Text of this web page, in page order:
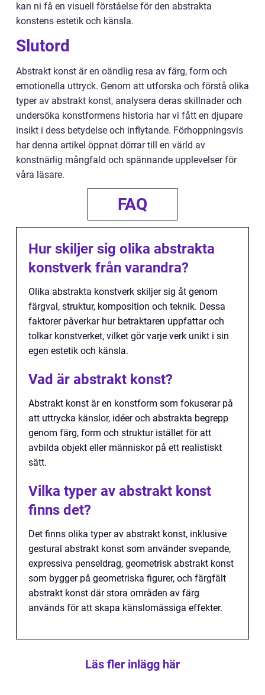
kan ni få en visuell förståelse för den abstrakta
konstens estetik och känsla.
Slutord
Abstrakt konst är en oändlig resa av färg, form och
emotionella uttryck. Genom att utforska och förstå olika
typer av abstrakt konst, analysera deras skillnader och
undersöka konstformens historia har vi fått en djupare
insikt i dess betydelse och inflytande. Förhoppningsvis
har denna artikel öppnat dörrar till en värld av
konstnärlig mångfald och spännande upplevelser för
våra läsare.
FAQ
Hur skiljer sig olika abstrakta
konstverk från varandra?
Olika abstrakta konstverk skiljer sig åt genom
färgval, struktur, komposition och teknik. Dessa
faktorer påverkar hur betraktaren uppfattar och
tolkar konstverket, vilket gör varje verk unikt i sin
egen estetik och känsla.
Vad är abstrakt konst?
Abstrakt konst är en konstform som fokuserar på
att uttrycka känslor, idéer och abstrakta begrepp
genom färg, form och struktur istället för att
avbilda objekt eller människor på ett realistiskt
sätt.
Vilka typer av abstrakt konst
finns det?
Det finns olika typer av abstrakt konst, inklusive
gestural abstrakt konst som använder svepande,
expressiva penseldrag, geometrisk abstrakt konst
som bygger på geometriska figurer, och färgfält
abstrakt konst där stora områden av färg
används för att skapa känslomässiga effekter.
Läs fler inlägg här